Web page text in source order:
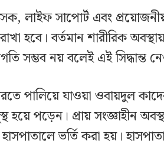
লাইফ সাপোর্ট এবং
হবে। বর্তমান শারীরিক
সম্ভব নয় বলেই এই সিদ্ধান্ত
পালিয়ে যাওয়া ওবায়দুল
পড়েন। প্রায় সংজ্ঞাহীন
ভর্তি করা হয়।